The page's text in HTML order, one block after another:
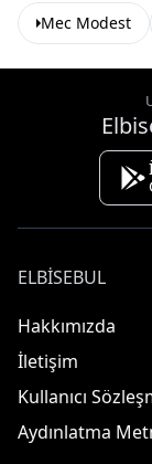
Mec Modest
ELBISEBUL
Hakkımızda
İletişim
Kullanıcı
Aydınlatma